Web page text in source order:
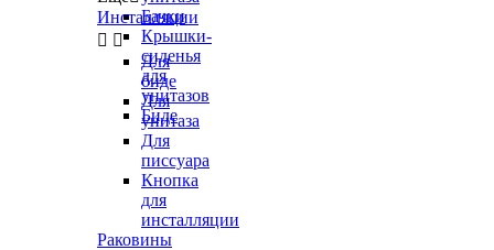
Бачки
Крышки-
сиденья
для
унитазов
Биде
Инсталляции
 
Для
биде
Для
унитаза
Для
писсуара
Кнопка
для
инсталляции
Раковины